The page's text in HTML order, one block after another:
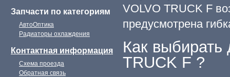
VOLVO TRUCK F
предусмотрена
Как выбирать
TRUCK F ?
Запчасти по категориям
АвтоОптика
Радиаторы охлаждения
Контактная информация
Схема проезда
Обратная связь